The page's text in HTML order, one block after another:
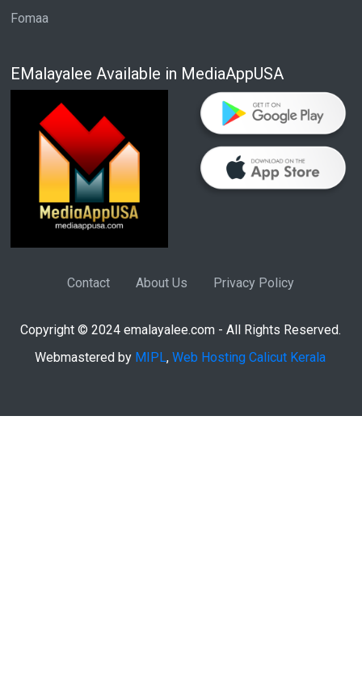
Fomaa
EMalayalee Available in MediaAppUSA
Contact About Us Privacy Policy
Copyright © 2024 emalayalee.com - All Rights Reserved.
Webmastered by MIPL, Web Hosting Calicut Kerala